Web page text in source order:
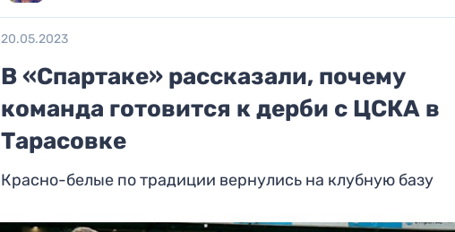
20.05.2023
В «Спартаке» рассказали, почему
команда готовится к дерби с ЦСКА в
Тарасовке
Красно-белые по традиции вернулись на клубную базу